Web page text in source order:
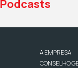
Podcasts
A EMPRESA
CONSELHO